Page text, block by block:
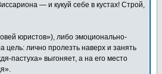
— и кукуй себе в кустах! Строй,
юристов»), либо эмоционально-
цель: лично пролезть наверх и занять
пастуха» выгоняет, а на его место